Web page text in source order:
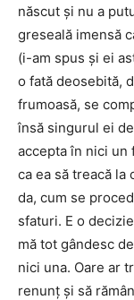
născut și nu a
greseală imensă
(i-am spus și ei
o fată deosebită,
frumoasă, se
însă singurul ei
accepta în nici un
ca ea să treacă la
da, cum se
sfaturi. E o
mă tot gândesc
nici una. Oare ar
renunț și să